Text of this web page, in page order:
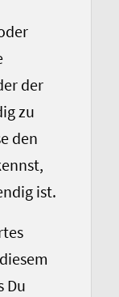
der
zu
den
ist.
Du